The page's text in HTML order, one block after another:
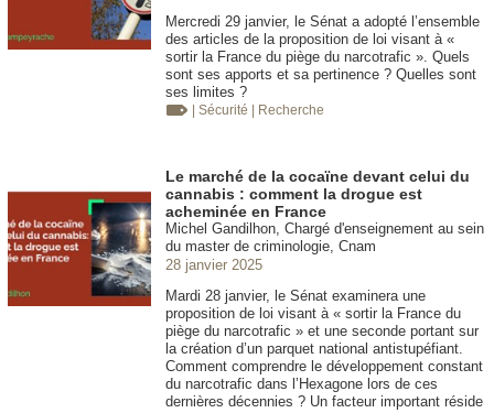
Mercredi 29 janvier, le Sénat a adopté l’ensemble
des articles de la proposition de loi visant à «
sortir la France du piège du narcotrafic ». Quels
sont ses apports et sa pertinence ? Quelles sont
ses limites ?
| Sécurité | Recherche
Le marché de la cocaïne devant celui du
cannabis : comment la drogue est
acheminée en France
Michel Gandilhon, Chargé d'enseignement au sein
du master de criminologie, Cnam
28 janvier 2025
Mardi 28 janvier, le Sénat examinera une
proposition de loi visant à « sortir la France du
piège du narcotrafic » et une seconde portant sur
la création d’un parquet national antistupéfiant.
Comment comprendre le développement constant
du narcotrafic dans l’Hexagone lors de ces
dernières décennies ? Un facteur important réside